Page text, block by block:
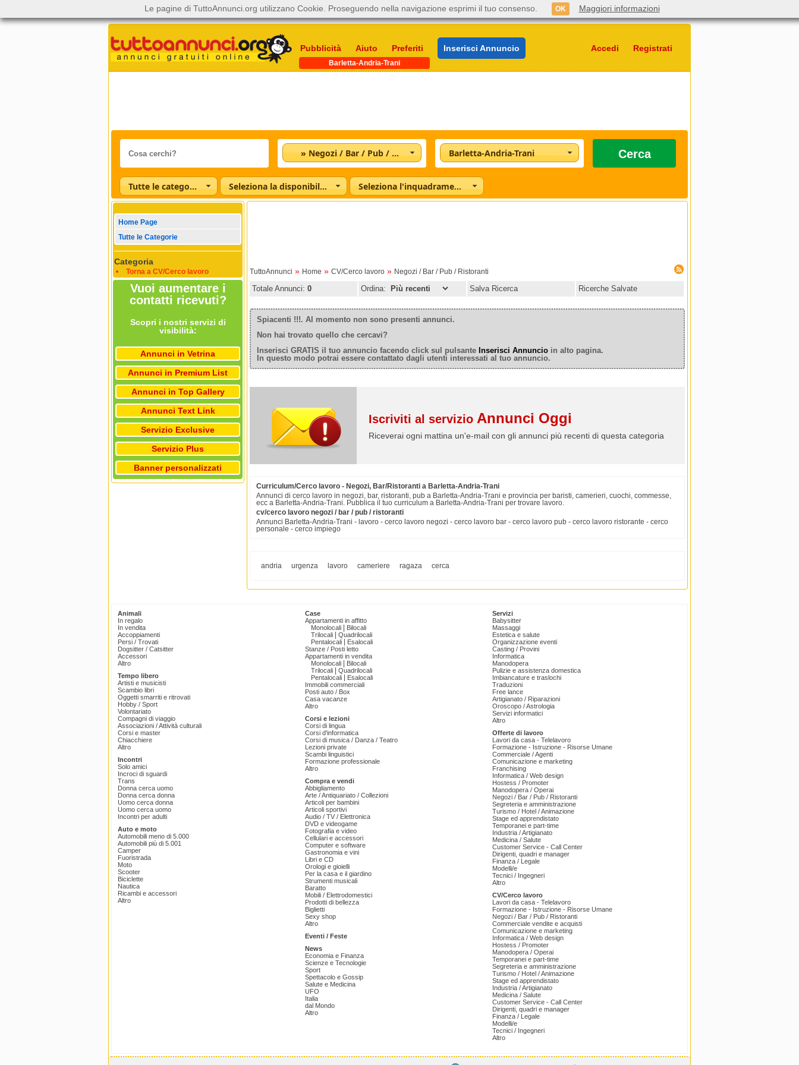
Pubblicità Aiuto Preferiti Inserisci Annuncio Accedi Registrati
Barletta-Andria-Trani
» Negozi / Bar / Pub / Ristoranti Barletta-Andria-Trani Cerca
Tutte le categorie Seleziona la disponibilità Seleziona l'inquadramento
Home Page
Tutte le Categorie
Categoria
Torna a CV/Cerco lavoro
Vuoi aumentare i
contatti ricevuti?
Scopri i nostri servizi di
visibilità:
Annunci in Vetrina
Annunci in Premium List
Annunci in Top Gallery
Annunci Text Link
Servizio Exclusive
Servizio Plus
Banner personalizzati
TuttoAnnunci » Home » CV/Cerco lavoro » Negozi / Bar / Pub / Ristoranti
Totale Annunci: 0 Ordina: Salva Ricerca Ricerche Salvate
Spiacenti !!!. Al momento non sono presenti annunci.
Non hai trovato quello che cercavi?
Inserisci GRATIS il tuo annuncio facendo click sul pulsante Inserisci Annuncio in alto pagina.
In questo modo potrai essere contattato dagli utenti interessati al tuo annuncio.
Iscriviti al servizio Annunci Oggi
Riceverai ogni mattina un'e-mail con gli annunci più recenti di questa categoria
Curriculum/Cerco lavoro - Negozi, Bar/Ristoranti a Barletta-Andria-Trani
Annunci di cerco lavoro in negozi, bar, ristoranti, pub a Barletta-Andria-Trani e provincia per baristi, camerieri, cuochi, commesse,
ecc a Barletta-Andria-Trani. Pubblica il tuo curriculum a Barletta-Andria-Trani per trovare lavoro.
cv/cerco lavoro negozi / bar / pub / ristoranti
Annunci Barletta-Andria-Trani - lavoro - cerco lavoro negozi - cerco lavoro bar - cerco lavoro pub - cerco lavoro ristorante - cerco
personale - cerco impiego
andria urgenza lavoro cameriere ragaza cerca
Animali
In regalo
In vendita
Accoppiamenti
Persi / Trovati
Dogsitter / Catsitter
Accessori
Altro
Tempo libero
Artisti e musicisti
Scambio libri
Oggetti smarriti e ritrovati
Hobby / Sport
Volontariato
Compagni di viaggio
Associazioni / Attività culturali
Corsi e master
Chiacchiere
Altro
Incontri
Solo amici
Incroci di sguardi
Trans
Donna cerca uomo
Donna cerca donna
Uomo cerca donna
Uomo cerca uomo
Incontri per adulti
Auto e moto
Automobili meno di 5.000
Automobili più di 5.001
Camper
Fuoristrada
Moto
Scooter
Biciclette
Nautica
Ricambi e accessori
Altro
Case
Appartamenti in affitto
Monolocali
Bilocali
Trilocali
Quadrilocali
Pentalocali
Esalocali
Stanze / Posti letto
Appartamenti in vendita
Monolocali
Bilocali
Trilocali
Quadrilocali
Pentalocali
Esalocali
Immobili commerciali
Posti auto / Box
Casa vacanze
Altro
Corsi e lezioni
Corsi di lingua
Corsi d'informatica
Corsi di musica / Danza / Teatro
Lezioni private
Scambi linguistici
Formazione professionale
Altro
Compra e vendi
Abbigliamento
Arte / Antiquariato / Collezioni
Articoli per bambini
Articoli sportivi
Audio / TV / Elettronica
DVD e videogame
Fotografia e video
Cellulari e accessori
Computer e software
Gastronomia e vini
Libri e CD
Orologi e gioielli
Per la casa e il giardino
Strumenti musicali
Baratto
Mobili / Elettrodomestici
Prodotti di bellezza
Biglietti
Sexy shop
Altro
Eventi / Feste
News
Economia e Finanza
Scienze e Tecnologie
Sport
Spettacolo e Gossip
Salute e Medicina
UFO
Italia
dal Mondo
Altro
Servizi
Babysitter
Massaggi
Estetica e salute
Organizzazione eventi
Casting / Provini
Informatica
Manodopera
Pulizie e assistenza domestica
Imbiancature e traslochi
Traduzioni
Free lance
Artigianato / Riparazioni
Oroscopo / Astrologia
Servizi informatici
Altro
Offerte di lavoro
Lavori da casa - Telelavoro
Formazione - Istruzione - Risorse Umane
Commerciale / Agenti
Comunicazione e marketing
Franchising
Informatica / Web design
Hostess / Promoter
Manodopera / Operai
Negozi / Bar / Pub / Ristoranti
Segreteria e amministrazione
Turismo / Hotel / Animazione
Stage ed apprendistato
Temporanei e part-time
Industria / Artigianato
Medicina / Salute
Customer Service - Call Center
Dirigenti, quadri e manager
Finanza / Legale
Modelli/e
Tecnici / Ingegneri
Altro
CV/Cerco lavoro
Lavori da casa - Telelavoro
Formazione - Istruzione - Risorse Umane
Negozi / Bar / Pub / Ristoranti
Commerciale vendite e acquisti
Comunicazione e marketing
Informatica / Web design
Hostess / Promoter
Manodopera / Operai
Temporanei e part-time
Segreteria e amministrazione
Turismo / Hotel / Animazione
Stage ed apprendistato
Industria / Artigianato
Medicina / Salute
Customer Service - Call Center
Dirigenti, quadri e manager
Finanza / Legale
Modelli/e
Tecnici / Ingegneri
Altro
Le pagine di TuttoAnnunci.org utilizzano Cookie. Proseguendo nella navigazione esprimi il tuo consenso. OK Maggiori informazioni